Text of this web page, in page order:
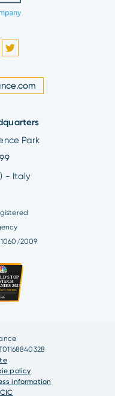
Park
- Italy
2009
policy
information